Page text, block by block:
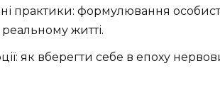
практики: формулювання
житті.
як вберегти себе в епоху